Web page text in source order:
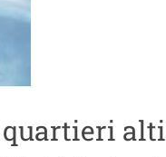
quartieri alti